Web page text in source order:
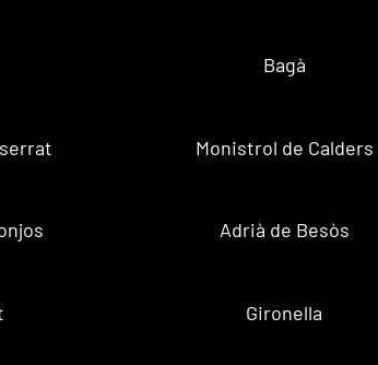
Bagà
Monistrol de Calders
Adrià de Besòs
Gironella